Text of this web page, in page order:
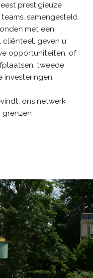
prestigieuze
samengesteld
met een
geven u
opportuniteiten, of
tweede
investeringen.
ons netwerk